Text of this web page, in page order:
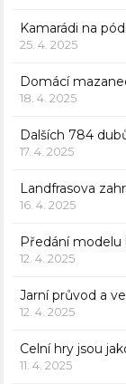
Kamarádi na
25. 4. 2025
Domácí
18. 4. 2025
Dalších 784
17. 4. 2025
Landfrasova
16. 4. 2025
Předání modelu
12. 4. 2025
Jarní průvod a
12. 4. 2025
Celní hry jsou
11. 4. 2025